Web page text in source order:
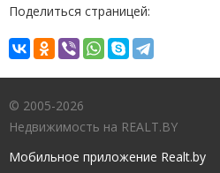
Поделиться страницей:
© 2005-2026
Недвижимость на REALT.BY
Мобильное приложение Realt.by